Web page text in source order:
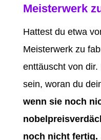
Meisterwerk
Hattest du etwa
Meisterwerk zu
enttäuscht von
sein, woran du
wenn sie noch
noch nicht fertig.